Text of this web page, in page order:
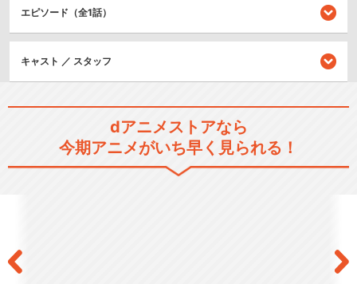
ガーとなり、2体のミイラが死から蘇ってしまう。蘇った少女＝魔術によ
って不死の存在となりながらも不慮の出来事からミイラにされていた元
男爵令嬢ユーフロジーヌ・シュトゥディオンと、彼女の侍女として作ら
会のメンバーたちを襲撃していく。果たしてメンバーたちは生き残れる
のか？そして生命の石を奪った訳とは？深夜の学生寮を血まみれの惨劇
閉じる
エピソード（全1話）
キャスト ／ スタッフ
dアニメストアなら
今期アニメがいち早く見られる！